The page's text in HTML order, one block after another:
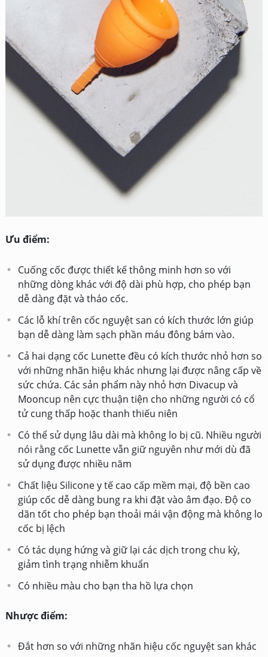
Ưu điểm:
Cuống cốc được thiết kế thông minh hơn so với
những dòng khác với độ dài phù hợp, cho phép bạn
dễ dàng đặt và tháo cốc.
Các lỗ khí trên cốc nguyệt san có kích thước lớn giúp
bạn dễ dàng làm sạch phần máu đông bám vào.
Cả hai dạng cốc Lunette đều có kích thước nhỏ hơn so
với những nhãn hiệu khác nhưng lại được nâng cấp về
sức chứa. Các sản phẩm này nhỏ hơn Divacup và
Mooncup nên cực thuận tiện cho những người có cổ
tử cung thấp hoặc thanh thiếu niên
Có thể sử dụng lâu dài mà không lo bị cũ. Nhiều người
nói rằng cốc Lunette vẫn giữ nguyên như mới dù đã
sử dụng được nhiều năm
Chất liệu Silicone y tế cao cấp mềm mại, độ bền cao
giúp cốc dễ dàng bung ra khi đặt vào âm đạo. Độ co
dãn tốt cho phép bạn thoải mái vận động mà không lo
cốc bị lệch
Có tác dụng hứng và giữ lại các dịch trong chu kỳ,
giảm tình trạng nhiễm khuẩn
Có nhiều màu cho bạn tha hồ lựa chọn
Nhược điểm:
Đắt hơn so với những nhãn hiệu cốc nguyệt san khác